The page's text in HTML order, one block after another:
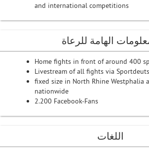
and international competitions
الهامة للرعاة
Home fights in front of around 400
Livestream of all fights via
fixed size in North Rhine Westphalia
nationwide
2.200 Facebook-Fans
اللغات